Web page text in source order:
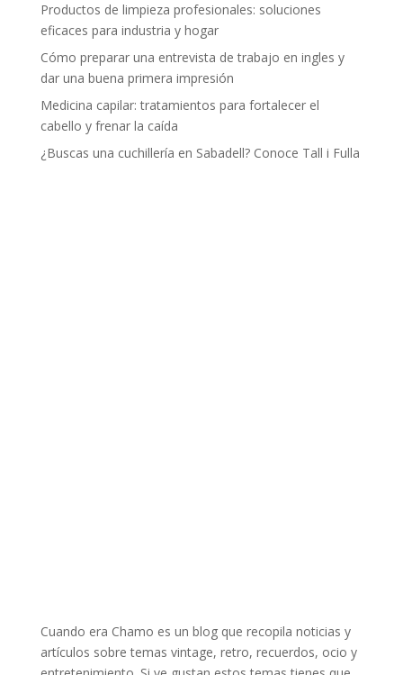
Productos de limpieza profesionales: soluciones
eficaces para industria y hogar
Cómo preparar una entrevista de trabajo en ingles y
dar una buena primera impresión
Medicina capilar: tratamientos para fortalecer el
cabello y frenar la caída
¿Buscas una cuchillería en Sabadell? Conoce Tall i Fulla
Cuando era Chamo es un blog que recopila noticias y
artículos sobre temas vintage, retro, recuerdos, ocio y